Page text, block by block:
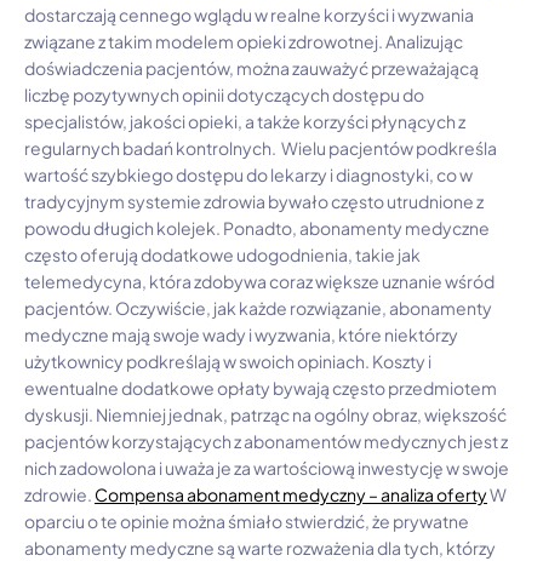
dostarczają cennego wglądu w realne korzyści i wyzwania
związane z takim modelem opieki zdrowotnej. Analizując
doświadczenia pacjentów, można zauważyć przeważającą
liczbę pozytywnych opinii dotyczących dostępu do
specjalistów, jakości opieki, a także korzyści płynących z
regularnych badań kontrolnych. Wielu pacjentów podkreśla
wartość szybkiego dostępu do lekarzy i diagnostyki, co w
tradycyjnym systemie zdrowia bywało często utrudnione z
powodu długich kolejek. Ponadto, abonamenty medyczne
często oferują dodatkowe udogodnienia, takie jak
telemedycyna, która zdobywa coraz większe uznanie wśród
pacjentów. Oczywiście, jak każde rozwiązanie, abonamenty
medyczne mają swoje wady i wyzwania, które niektórzy
użytkownicy podkreślają w swoich opiniach. Koszty i
ewentualne dodatkowe opłaty bywają często przedmiotem
dyskusji. Niemniej jednak, patrząc na ogólny obraz, większość
pacjentów korzystających z abonamentów medycznych jest z
nich zadowolona i uważa je za wartościową inwestycję w swoje
zdrowie. Compensa abonament medyczny – analiza ofertyW
oparciu o te opinie można śmiało stwierdzić, że prywatne
abonamenty medyczne są warte rozważenia dla tych, którzy